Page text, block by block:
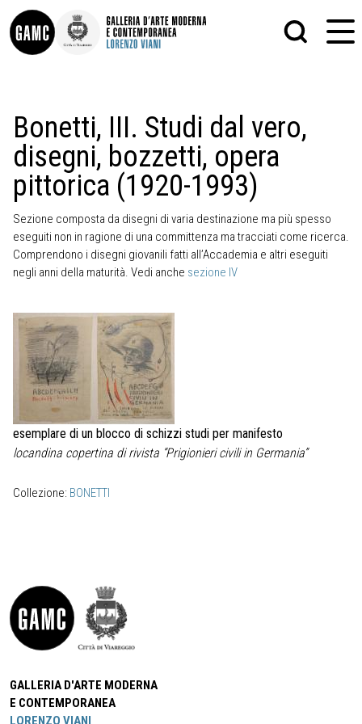
INFO
CONTATTI
DIDATTICA
SHOP
LE COLLEZIONI
GLI AUTORI
LORENZO VIANI
MOSTRE
EVENTI
PALAZZO DELLE MUSE
GRAFICA
PITTURA
SCULTURA
STAMPA
ALTRO
MATRICI XILOGRAFICHE
FOTOGRAFIA
Bonetti, III. Studi dal vero,
disegni, bozzetti, opera
pittorica (1920-1993)
Sezione composta da disegni di varia destinazione ma più spesso
eseguiti non in ragione di una committenza ma tracciati come ricerca.
Comprendono i disegni giovanili fatti all’Accademia e altri eseguiti
negli anni della maturità. Vedi anche sezione IV
esemplare di un blocco di schizzi studi per manifesto
locandina copertina di rivista “Prigionieri civili in Germania”
Collezione: BONETTI
GALLERIA D'ARTE MODERNA
E CONTEMPORANEA
LORENZO VIANI